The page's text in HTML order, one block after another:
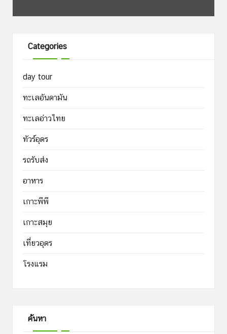
Categories
day tour
ทะเลอันดามัน
ทะเลอ่าวไทย
ทัวร์อุดร
รถรับส่ง
อาหาร
เกาะพีพี
เกาะสมุย
เที่ยวอุดร
โรงแรม
ค้นหา